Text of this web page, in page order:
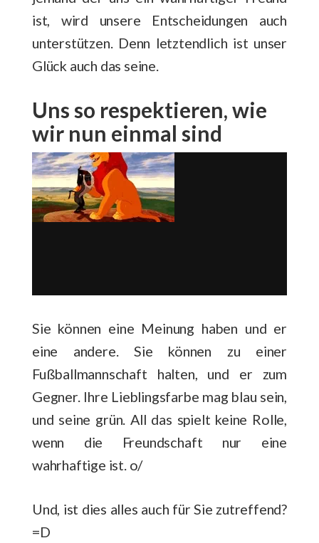
ist, wird unsere Entscheidungen auch
unterstützen. Denn letztendlich ist unser
Glück auch das seine.
Uns so respektieren, wie
wir nun einmal sind
Sie können eine Meinung haben und er
eine andere. Sie können zu einer
Fußballmannschaft halten, und er zum
Gegner. Ihre Lieblingsfarbe mag blau sein,
und seine grün. All das spielt keine Rolle,
wenn die Freundschaft nur eine
wahrhaftige ist. o/
Und, ist dies alles auch für Sie zutreffend?
=D